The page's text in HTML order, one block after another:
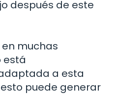
después de este
muchas
está
a esta
puede generar